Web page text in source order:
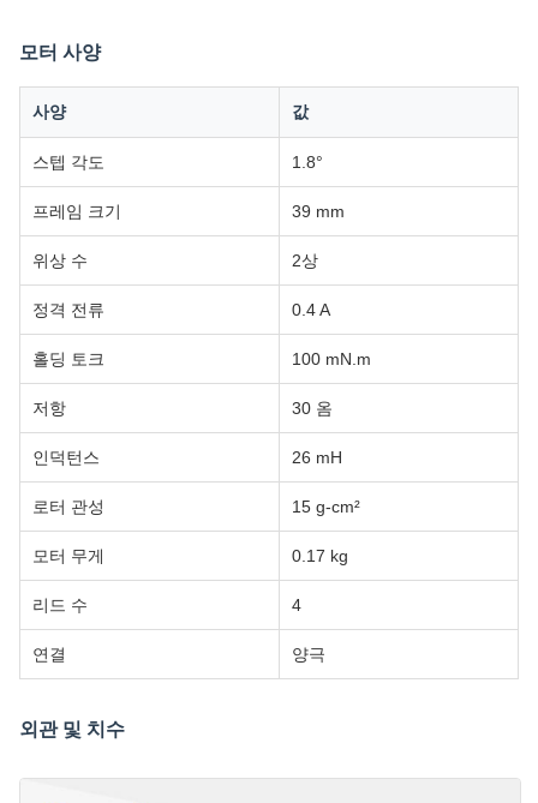
모터 사양
사양 값
스텝 각도 1.8°
프레임 크기 39 mm
위상 수 2상
정격 전류 0.4 A
홀딩 토크 100 mN.m
저항 30 옴
인덕턴스 26 mH
로터 관성 15 g-cm²
모터 무게 0.17 kg
리드 수 4
연결 양극
외관 및 치수